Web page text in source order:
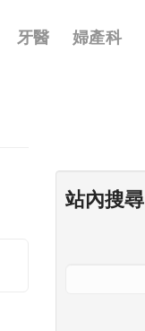
牙醫 婦產科
站內搜尋